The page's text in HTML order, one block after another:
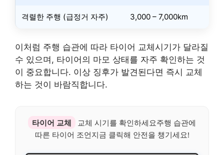
격렬한 주행 (급정거 자주) 3,000 – 7,000km
이처럼 주행 습관에 따라 타이어 교체시기가 달라질
수 있으며, 타이어의 마모 상태를 자주 확인하는 것
이 중요합니다. 이상 징후가 발견된다면 즉시 교체
하는 것이 바람직합니다.
타이어 교체
교체 시기를 확인하세요주행 습관에
따른 타이어 조언지금 클릭해 안전을 챙기세요!